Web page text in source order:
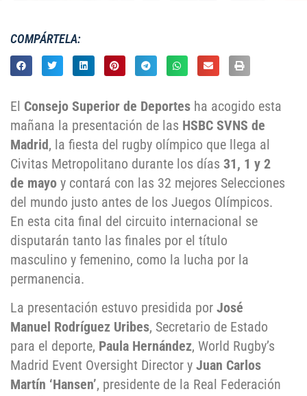
COMPÁRTELA:
El Consejo Superior de Deportes ha acogido esta
mañana la presentación de las HSBC SVNS de
Madrid, la fiesta del rugby olímpico que llega al
Civitas Metropolitano durante los días 31, 1 y 2
de mayo y contará con las 32 mejores Selecciones
del mundo justo antes de los Juegos Olímpicos.
En esta cita final del circuito internacional se
disputarán tanto las finales por el título
masculino y femenino, como la lucha por la
permanencia.
La presentación estuvo presidida por José
Manuel Rodríguez Uribes, Secretario de Estado
para el deporte, Paula Hernández, World Rugby’s
Madrid Event Oversight Director y Juan Carlos
Martín ‘Hansen’, presidente de la Real Federación